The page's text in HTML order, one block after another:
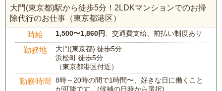
大門(東京都)駅から徒歩5分！2LDKマンションでのお掃
除代行のお仕事（東京都港区）
時給 1,500〜1,860円 、交通費支給、前払い制度あり
勤務地
大門(東京都) 徒歩5分
浜松町 徒歩5分
（東京都港区付近）
勤務時間
8時～20時の間で1時間〜、好きな日に働くこと
が可能です。(候補の日時から選択)